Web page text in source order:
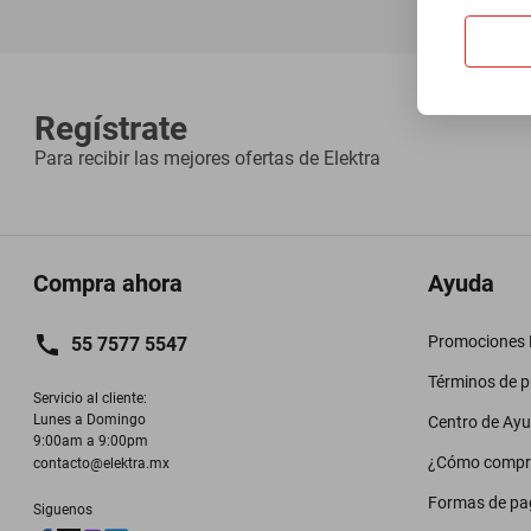
Regístrate
Para recibir las mejores ofertas de Elektra
Compra ahora
55 7577 5547
Servicio al cliente:
Lunes a Domingo
9:00am a 9:00pm
contacto@elektra.mx
Siguenos
Ayuda
Promociones
Términos de
Centro de
¿Cómo
Formas de